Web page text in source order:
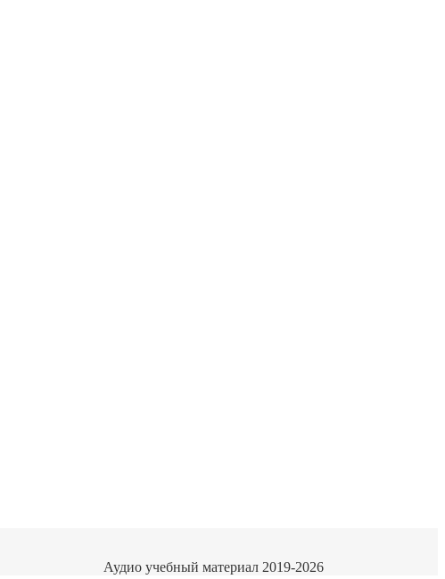
Аудио учебный материал 2019-2026